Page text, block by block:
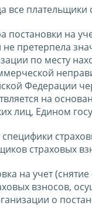
все
постановки на
претерпела
по месту
Федерации
на
лиц, Едином
специфики
страховых
на учет
взносов,
о